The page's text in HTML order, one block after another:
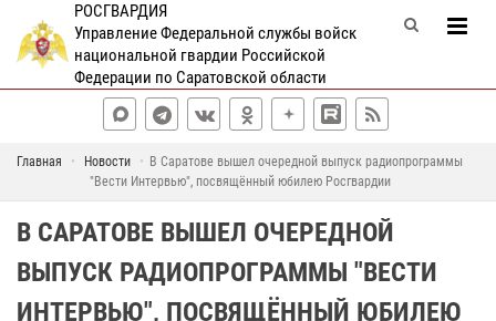
РОСГВАРДИЯ
Управление Федеральной службы войск
национальной гвардии Российской
Федерации по Саратовской области
Главная Новости
В Саратове вышел очередной выпуск радиопрограммы
"Вести Интервью", посвящённый юбилею Росгвардии
В САРАТОВЕ ВЫШЕЛ ОЧЕРЕДНОЙ
ВЫПУСК РАДИОПРОГРАММЫ "ВЕСТИ
ИНТЕРВЬЮ", ПОСВЯЩЁННЫЙ ЮБИЛЕЮ